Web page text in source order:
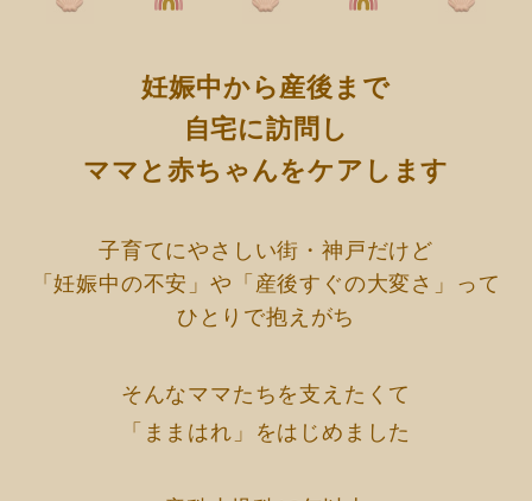
妊娠中から産後まで
自宅に訪問し
ママと赤ちゃんをケアします
子育てにやさしい街・神戸だけど
「妊娠中の不安」や「産後すぐの大変さ」って
ひとりで抱えがち
そんなママたちを支えたくて
「ままはれ」をはじめました